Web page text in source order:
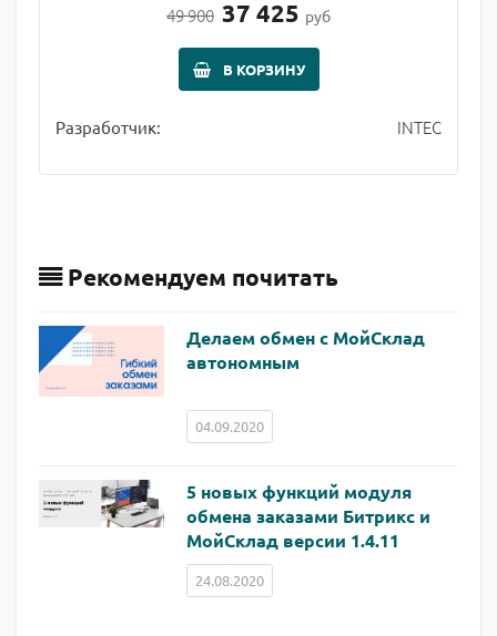
49 900 37 425 руб
В КОРЗИНУ
Разработчик: INTEC
Рекомендуем почитать
Делаем обмен с МойСклад
автономным
04.09.2020
5 новых функций модуля
обмена заказами Битрикс и
МойСклад версии 1.4.11
24.08.2020